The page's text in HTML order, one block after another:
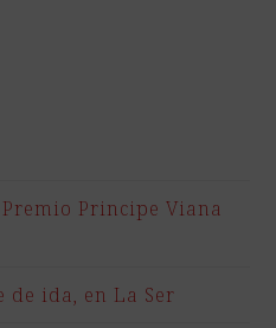
Principe Viana
de ida, en La Ser